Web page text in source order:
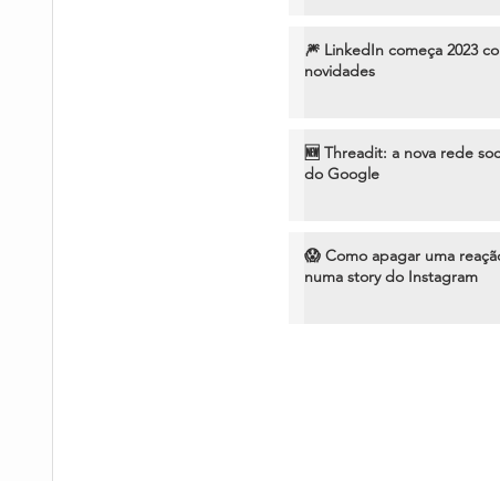
🎆 LinkedIn começa 2023
novidades
🆕 Threadit: a nova rede
do Google
😱 Como apagar uma
numa story do Instagram